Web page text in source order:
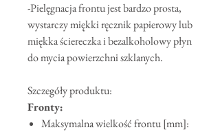
-Pielęgnacja frontu jest bardzo prosta,
wystarczy miękki ręcznik papierowy lub
miękka ściereczka i bezalkoholowy płyn
do mycia powierzchni szklanych.
Szczegóły produktu:
Fronty:
Maksymalna wielkość frontu [mm]: